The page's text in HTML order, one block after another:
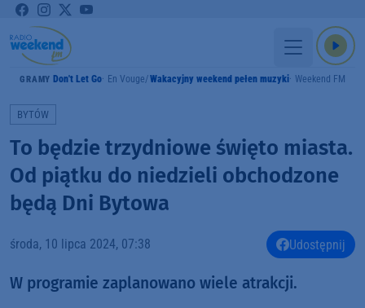
GRAMY Don't Let Go En Vouge Wakacyjny weekend pełen muzyki Weekend FM
BYTÓW
To będzie trzydniowe święto miasta.
Od piątku do niedzieli obchodzone
będą Dni Bytowa
środa, 10 lipca 2024, 07:38 Udostępnij
W programie zaplanowano wiele atrakcji.